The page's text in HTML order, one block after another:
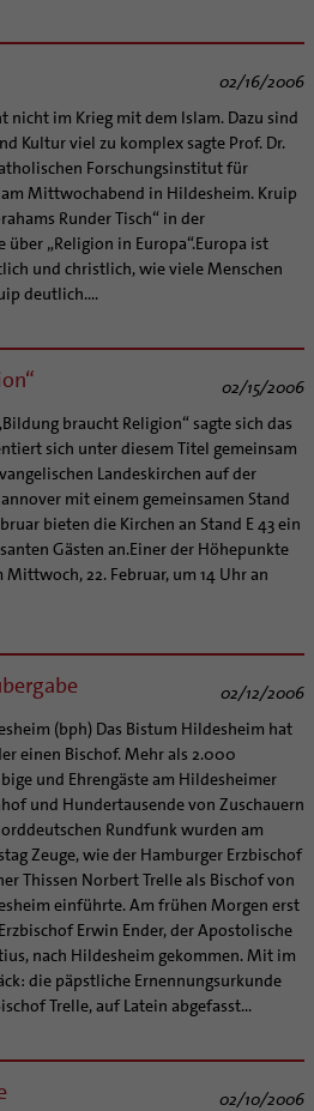
02/16/2006
nicht im Krieg mit dem Islam. Dazu sind
Kultur viel zu komplex sagte Prof. Dr.
Forschungsinstitut für
Mittwochabend in Hildesheim. Kruip
Runder Tisch“ in der
über „Religion in Europa“.Europa ist
und christlich, wie viele Menschen
deutlich....
02/15/2006
braucht Religion“ sagte sich das
sich unter diesem Titel gemeinsam
Landeskirchen auf der
mit einem gemeinsamen Stand
bieten die Kirchen an Stand E 43 ein
Gästen an.Einer der Höhepunkte
22. Februar, um 14 Uhr an
02/12/2006
(bph) Das Bistum Hildesheim hat
einen Bischof. Mehr als 2.000
und Ehrengäste am Hildesheimer
und Hundertausende von Zuschauern
Rundfunk wurden am
Zeuge, wie der Hamburger Erzbischof
Thissen Norbert Trelle als Bischof von
einführte. Am frühen Morgen erst
Erwin Ender, der Apostolische
nach Hildesheim gekommen. Mit im
die päpstliche Ernennungsurkunde
Trelle, auf Latein abgefasst...
02/10/2006